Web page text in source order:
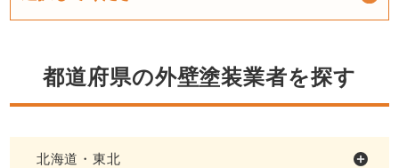
都道府県の外壁塗装業者を探す
北海道・東北